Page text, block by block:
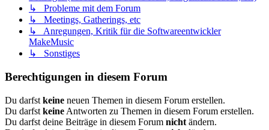
↳ Probleme mit dem Forum
↳ Meetings, Gatherings, etc
↳ Anregungen, Kritik für die Softwareentwickler
MakeMusic
↳ Sonstiges
Berechtigungen in diesem Forum
Du darfst keine neuen Themen in diesem Forum erstellen.
Du darfst keine Antworten zu Themen in diesem Forum erstellen.
Du darfst deine Beiträge in diesem Forum nicht ändern.